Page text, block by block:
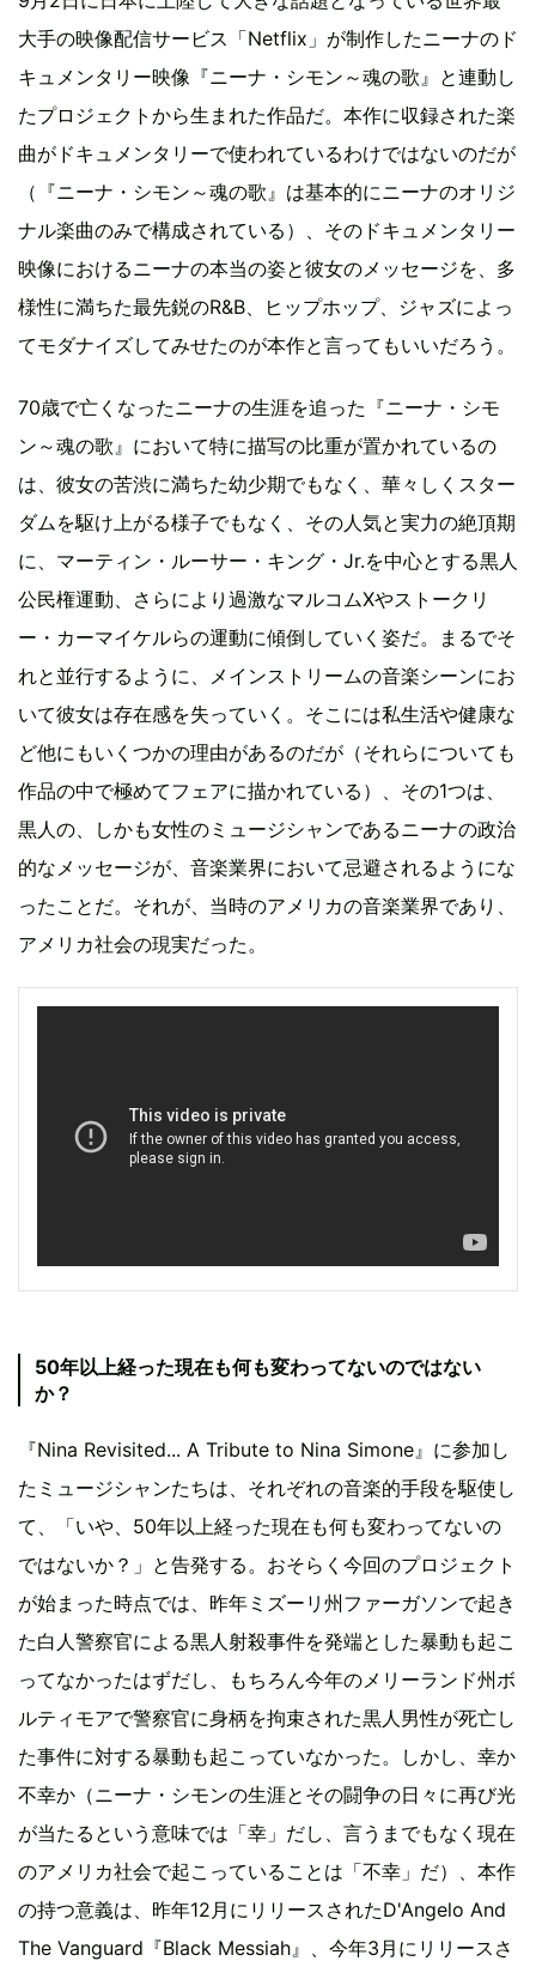
大手の映像配信サービス「Netflix」が制作したニーナのド
キュメンタリー映像『ニーナ・シモン～魂の歌』と連動し
たプロジェクトから生まれた作品だ。本作に収録された楽
曲がドキュメンタリーで使われているわけではないのだが
（『ニーナ・シモン～魂の歌』は基本的にニーナのオリジ
ナル楽曲のみで構成されている）、そのドキュメンタリー
映像におけるニーナの本当の姿と彼女のメッセージを、多
様性に満ちた最先鋭のR&B、ヒップホップ、ジャズによっ
てモダナイズしてみせたのが本作と言ってもいいだろう。
70歳で亡くなったニーナの生涯を追った『ニーナ・シモ
ン～魂の歌』において特に描写の比重が置かれているの
は、彼女の苦渋に満ちた幼少期でもなく、華々しくスター
ダムを駆け上がる様子でもなく、その人気と実力の絶頂期
に、マーティン・ルーサー・キング・Jr.を中心とする黒人
公民権運動、さらにより過激なマルコムXやストークリ
ー・カーマイケルらの運動に傾倒していく姿だ。まるでそ
れと並行するように、メインストリームの音楽シーンにお
いて彼女は存在感を失っていく。そこには私生活や健康な
ど他にもいくつかの理由があるのだが（それらについても
作品の中で極めてフェアに描かれている）、その1つは、
黒人の、しかも女性のミュージシャンであるニーナの政治
的なメッセージが、音楽業界において忌避されるようにな
ったことだ。それが、当時のアメリカの音楽業界であり、
アメリカ社会の現実だった。
50年以上経った現在も何も変わってないのではない
か？
『Nina Revisited... A Tribute to Nina Simone』に参加し
たミュージシャンたちは、それぞれの音楽的手段を駆使し
て、「いや、50年以上経った現在も何も変わってないの
ではないか？」と告発する。おそらく今回のプロジェクト
が始まった時点では、昨年ミズーリ州ファーガソンで起き
た白人警察官による黒人射殺事件を発端とした暴動も起こ
ってなかったはずだし、もちろん今年のメリーランド州ボ
ルティモアで警察官に身柄を拘束された黒人男性が死亡し
た事件に対する暴動も起こっていなかった。しかし、幸か
不幸か（ニーナ・シモンの生涯とその闘争の日々に再び光
が当たるという意味では「幸」だし、言うまでもなく現在
のアメリカ社会で起こっていることは「不幸」だ）、本作
の持つ意義は、昨年12月にリリースされたD'Angelo And
The Vanguard『Black Messiah』、今年3月にリリースさ